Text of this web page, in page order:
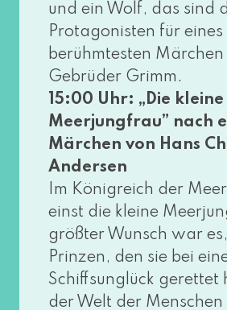
und ein Wolf, das sind
Protagonisten für eines
berühm­tes­ten
Gebrüder Grimm.
15:00 Uhr: „Die klei­ne
Meerjungfrau” nach
Märchen von Hans
Andersen
Im Königreich der
einst die klei­ne
größ­ter Wunsch war
Prinzen, den sie bei
Schiffsunglück geret­tet
der Welt der Menschen